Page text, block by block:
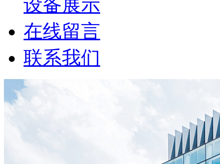
设备展示
在线留言
联系我们